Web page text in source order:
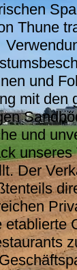
Thune
und
mit den
und
Der
etablierte